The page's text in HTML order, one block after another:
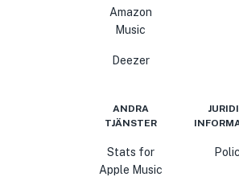
Amazon
Music
Deezer
ANDRA
TJÄNSTER
Stats for
Apple Music